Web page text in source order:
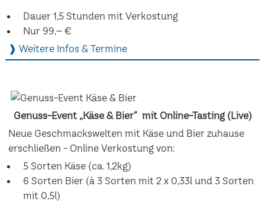
Dauer 1,5 Stunden mit Verkostung
Nur 99,– €
❱ Weitere Infos & Termine
Genuss-Event „Käse & Bier“ mit Online-Tasting (Live)
Neue Geschmackswelten mit Käse und Bier zuhause
erschließen - Online Verkostung von:
5 Sorten Käse (ca. 1,2kg)
6 Sorten Bier (à 3 Sorten mit 2 x 0,33l und 3 Sorten
mit 0,5l)